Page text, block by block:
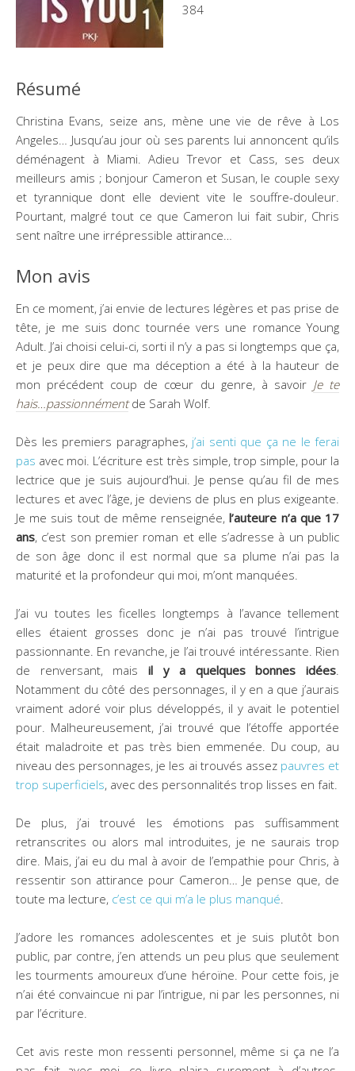
384
Résumé
Christina Evans, seize ans, mène une vie de rêve à Los
Angeles… Jusqu’au jour où ses parents lui annoncent qu’ils
déménagent à Miami. Adieu Trevor et Cass, ses deux
meilleurs amis ; bonjour Cameron et Susan, le couple sexy
et tyrannique dont elle devient vite le souffre-douleur.
Pourtant, malgré tout ce que Cameron lui fait subir, Chris
sent naître une irrépressible attirance…
Mon avis
En ce moment, j’ai envie de lectures légères et pas prise de
tête, je me suis donc tournée vers une romance Young
Adult. J’ai choisi celui-ci, sorti il n’y a pas si longtemps que ça,
et je peux dire que ma déception a été à la hauteur de
mon précédent coup de cœur du genre, à savoir Je te
hais…passionnémentde Sarah Wolf.
Dès les premiers paragraphes, j’ai senti que ça ne le ferai
pas avec moi. L’écriture est très simple, trop simple, pour la
lectrice que je suis aujourd’hui. Je pense qu’au fil de mes
lectures et avec l’âge, je deviens de plus en plus exigeante.
Je me suis tout de même renseignée,l’auteure n’a que 17
ans, c’est son premier roman et elle s’adresse à un public
de son âge donc il est normal que sa plume n’ai pas la
maturité et la profondeur qui moi, m’ont manquées.
J’ai vu toutes les ficelles longtemps à l’avance tellement
elles étaient grosses donc je n’ai pas trouvé l’intrigue
passionnante. En revanche, je l’ai trouvé intéressante. Rien
de renversant, mais il y a quelques bonnes idées
Notamment du côté des personnages, il y en a que j’aurais
vraiment adoré voir plus développés, il y avait le potentiel
pour. Malheureusement, j’ai trouvé que l’étoffe apportée
était maladroite et pas très bien emmenée. Du coup, au
niveau des personnages, je les ai trouvés assez pauvres et
trop superficiels, avec des personnalités trop lisses en fait.
De plus, j’ai trouvé les émotions pas suffisamment
retranscrites ou alors mal introduites, je ne saurais trop
dire. Mais, j’ai eu du mal à avoir de l’empathie pour Chris, à
ressentir son attirance pour Cameron… Je pense que, de
toute ma lecture, c’est ce qui m’a le plus manqué
J’adore les romances adolescentes et je suis plutôt bon
public, par contre, j’en attends un peu plus que seulement
les tourments amoureux d’une héroïne. Pour cette fois, je
n’ai été convaincue ni par l’intrigue, ni par les personnes, ni
par l’écriture.
Cet avis reste mon ressenti personnel, même si ça ne l’a